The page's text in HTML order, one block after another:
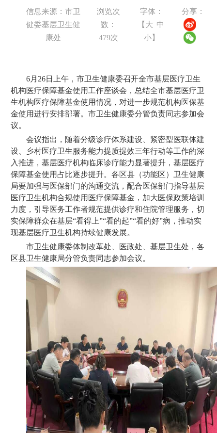
信息来源：市卫
健委基层卫生健
康处
浏览次
数：
479次
字体：
【 大 中
小】
分享：
6月26日上午，市卫生健康委召开全市基层医疗卫生
机构医疗保障基金使用工作座谈会，总结全市基层医疗卫
生机构医疗保障基金使用情况，对进一步规范机构医保基
金使用进行安排部署。市卫生健康委分管负责同志参加会
议。
会议指出，随着分级诊疗体系建设、紧密型医联体建
设、乡村医疗卫生服务能力提质提效三年行动等工作的深
入推进，基层医疗机构临床诊疗能力显著提升，基层医疗
保障基金使用占比逐步提升。各区县（功能区）卫生健康
局要加强与医保部门的沟通交流，配合医保部门指导基层
医疗卫生机构合规使用医疗保障基金，加大医保政策培训
力度，引导医务工作者规范提供诊疗和住院管理服务，切
实保障群众在基层“看得上”“看的起”“看的好”病，推动实
现基层医疗卫生机构持续健康发展。
市卫生健康委体制改革处、医政处、基层卫生处，各
区县卫生健康局分管负责同志参加会议。